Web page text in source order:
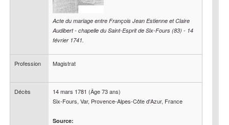
Acte du mariage entre François Jean Estienne et Claire
Audibert - chapelle du Saint-Esprit de Six-Fours (83) - 14
février 1741.
Profession Magistrat
Décès 14 mars 1781 (Âge 73 ans)
Six-Fours, Var, Provence-Alpes-Côte d'Azur, France
Source: